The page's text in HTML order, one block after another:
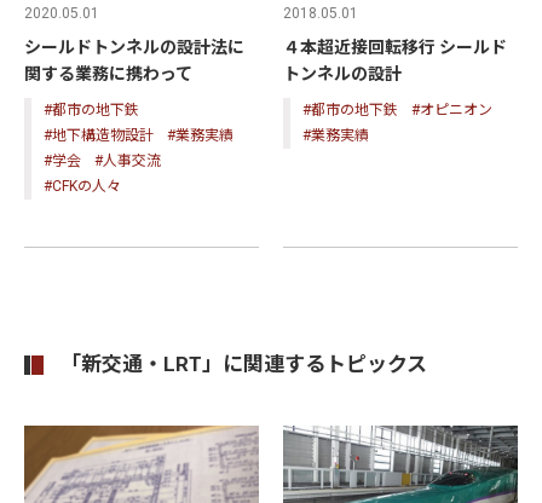
2020.05.01
シールドトンネルの設計法に
関する業務に携わって
#都市の地下鉄
#地下構造物設計
#業務実績
#学会
#人事交流
#CFKの人々
2018.05.01
４本超近接回転移行 シールド
トンネルの設計
#都市の地下鉄
#オピニオン
#業務実績
「新交通・LRT」に関連するトピックス